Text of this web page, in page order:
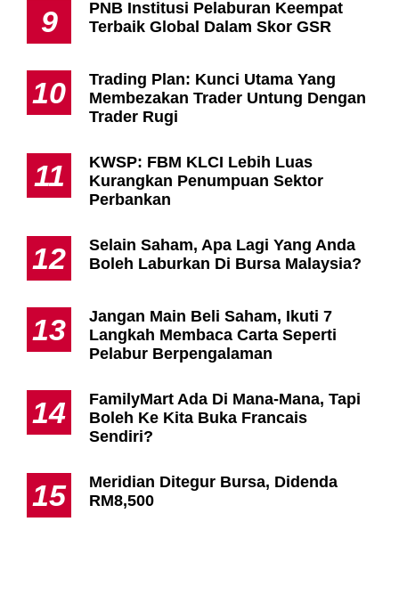
9
PNB Institusi Pelaburan Keempat
Terbaik Global Dalam Skor GSR
10
Trading Plan: Kunci Utama Yang
Membezakan Trader Untung Dengan
Trader Rugi
11
KWSP: FBM KLCI Lebih Luas
Kurangkan Penumpuan Sektor
Perbankan
12
Selain Saham, Apa Lagi Yang Anda
Boleh Laburkan Di Bursa Malaysia?
13
Jangan Main Beli Saham, Ikuti 7
Langkah Membaca Carta Seperti
Pelabur Berpengalaman
14
FamilyMart Ada Di Mana-Mana, Tapi
Boleh Ke Kita Buka Francais
Sendiri?
15
Meridian Ditegur Bursa, Didenda
RM8,500